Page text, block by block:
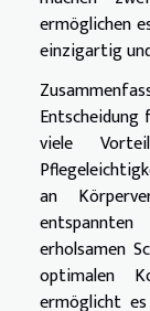
ermöglichen
einzigartig
viele
an
erholsamen
optimalen
ermöglicht